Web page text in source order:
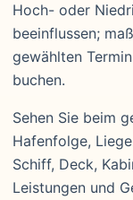
Hoch- oder
beeinflussen;
gewählten
buchen.
Sehen Sie beim
Hafenfolge,
Schiff, Deck,
Leistungen und